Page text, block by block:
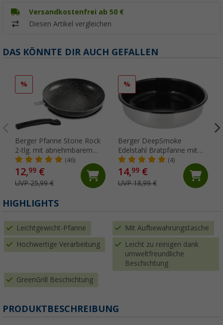
Versandkostenfrei ab 50 €
Diesen Artikel vergleichen
DAS KÖNNTE DIR AUCH GEFALLEN
%
Berger Pfanne Stone Rock
2-tlg. mit abnehmbarem
Griff und
Antihaftbeschichtung Ø 24
cm
(46)
12,99 €
UVP 25,99 €
%
Berger DeepSmoke
Edelstahl Bratpfanne mit
Keramikbeschichtung Ø 22
cm
(4)
14,99€
UVP 18,99 €
HIGHLIGHTS
Leichtgewicht-Pfanne Mit Aufbewahrungstasche
Hochwertige Verarbeitung
Leicht zu reinigen dank
umweltfreundliche
Beschichtung
GreenGrill Beschichtung
PRODUKTBESCHREIBUNG